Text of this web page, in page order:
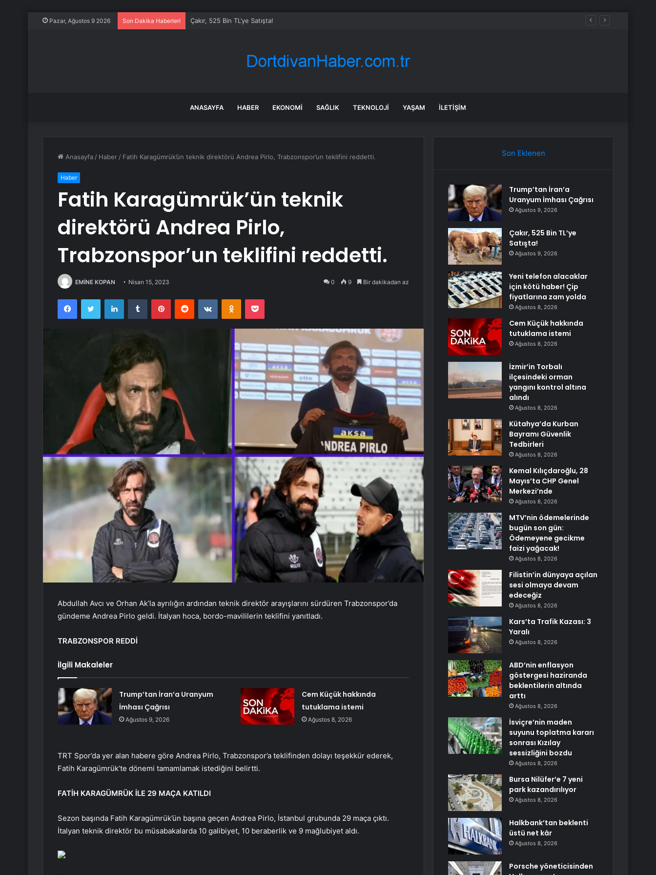
Pazar, Ağustos 9 2026 Son Dakika Haberleri Yeni telefon alacaklar için kötü haber! Çip fiyatlarına zam yolda
ANASAYFA HABER EKONOMI SAĞLIK TEKNOLOJI YAŞAM İLETIŞIM
Anasayfa / Haber / Fatih Karagümrük’ün teknik direktörü Andrea Pirlo, Trabzonspor’un teklifini reddetti.
Haber
Fatih Karagümrük’ün teknik
direktörü Andrea Pirlo,
Trabzonspor’un teklifini reddetti.
EMİNE KOPAN Nisan 15, 2023 0 9 Bir dakikadan az
FacebookTwitter LinkedInTumblr PinterestReddit VKontakteOdnoklassniki
Pocket
Abdullah Avcı ve Orhan Ak’la ayrılığın ardından teknik direktör arayışlarını sürdüren Trabzonspor’da
gündeme Andrea Pirlo geldi. İtalyan hoca, bordo-mavililerin teklifini yanıtladı.
TRABZONSPOR REDDİ
İlgili Makaleler
Trump’tan İran’a Uranyum
İmhası Çağrısı
Ağustos 9, 2026
Cem Küçük hakkında
tutuklama istemi
Ağustos 8, 2026
TRT Spor’da yer alan habere göre Andrea Pirlo, Trabzonspor’a teklifinden dolayı teşekkür ederek,
Fatih Karagümrük’te dönemi tamamlamak istediğini belirtti.
FATİH KARAGÜMRÜK İLE 29 MAÇA KATILDI
Sezon başında Fatih Karagümrük’ün başına geçen Andrea Pirlo, İstanbul grubunda 29 maça çıktı.
İtalyan teknik direktör bu müsabakalarda 10 galibiyet, 10 beraberlik ve 9 mağlubiyet aldı.
Son Eklenen
Trump’tan İran’a
Uranyum İmhası Çağrısı
Ağustos 9, 2026
Çakır, 525 Bin TL’ye
Satışta!
Ağustos 9, 2026
Yeni telefon alacaklar
için kötü haber! Çip
fiyatlarına zam yolda
Ağustos 8, 2026
Cem Küçük hakkında
tutuklama istemi
Ağustos 8, 2026
İzmir’in Torbalı
ilçesindeki orman
yangını kontrol altına
alındı
Ağustos 8, 2026
Kütahya’da Kurban
Bayramı Güvenlik
Tedbirleri
Ağustos 8, 2026
Kemal Kılıçdaroğlu, 28
Mayıs’ta CHP Genel
Merkezi’nde
Ağustos 8, 2026
MTV’nin ödemelerinde
bugün son gün:
Ödemeyene gecikme
faizi yağacak!
Ağustos 8, 2026
Filistin’in dünyaya açılan
sesi olmaya devam
edeceğiz
Ağustos 8, 2026
Kars’ta Trafik Kazası: 3
Yaralı
Ağustos 8, 2026
ABD’nin enflasyon
göstergesi haziranda
beklentilerin altında
arttı
Ağustos 8, 2026
İsviçre’nin maden
suyunu toplatma kararı
sonrası Kızılay
sessizliğini bozdu
Ağustos 8, 2026
Bursa Nilüfer’e 7 yeni
park kazandırılıyor
Ağustos 8, 2026
Halkbank’tan beklenti
üstü net kâr
Ağustos 8, 2026
Porsche yöneticisinden